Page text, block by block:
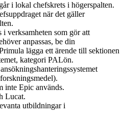
i lokal chefskrets i högerspalten.
när det gäller
verksamheten som gör att
anpassas, be din
lägga ett ärende till sektionen
kategori PALön.
inte Epic används.
Lucat.
utbildningar i